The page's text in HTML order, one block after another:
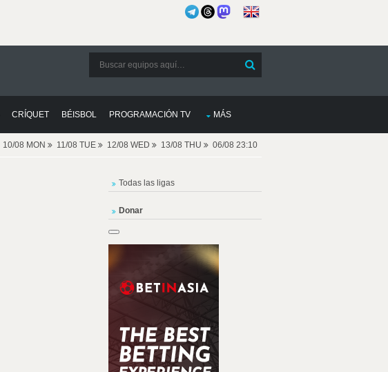
CRÍQUET BÉISBOL PROGRAMACIÓN TV MÁS
10/08 MON 11/08 TUE 12/08 WED 13/08 THU 06/08 23:10
Todas las ligas
Donar